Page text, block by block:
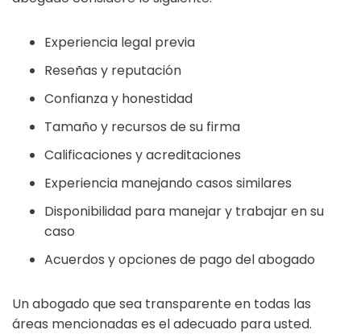
Experiencia legal previa
Reseñas y reputación
Confianza y honestidad
Tamaño y recursos de su firma
Calificaciones y acreditaciones
Experiencia manejando casos similares
Disponibilidad para manejar y trabajar en su
caso
Acuerdos y opciones de pago del abogado
Un abogado que sea transparente en todas las
áreas mencionadas es el adecuado para usted.